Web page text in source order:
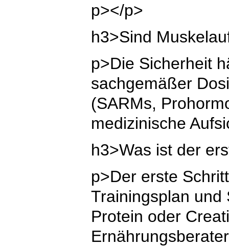
p></p>
h3>Sind
p>Die Sicherheit
sachgemäßer
(SARMs,
medizinische
h3>Was ist der
p>Der erste
Trainingsplan und
Protein oder